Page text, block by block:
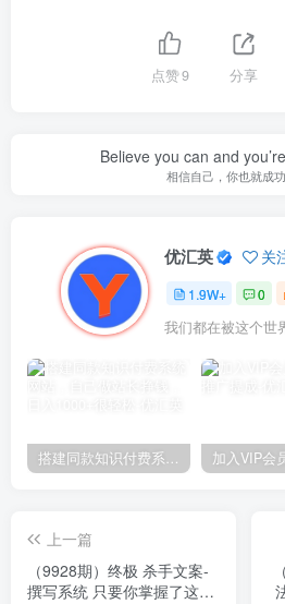
点赞9 分享
Believe you can and
相信自己，你也就成
优汇英 关
1.9W+ 0
我们都在被这个世
搭建同款知识付费系统网站，自己做站长挣钱，日入1000+很轻松
上一篇
（9928期）终极 杀手文案-
撰写系统 只要你掌握了这些